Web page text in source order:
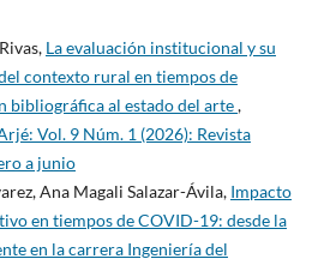
La evaluación institucional y su
contexto rural en tiempos de
bibliográfica al estado del arte,
Vol. 9 Núm. 1 (2026): Revista
a junio
Ana Magali Salazar-Ávila, Impacto
en tiempos de COVID-19: desde la
en la carrera Ingeniería del